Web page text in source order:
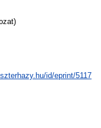
id/eprint/5117